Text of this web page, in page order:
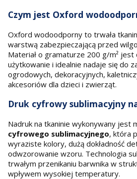
Czym jest Oxford
Oxford wodoodporny to trwała
warstwą zabezpieczającą przed
Materiał o gramaturze 200 g/m² jest
użytkowanie i idealnie nadaje się do
ogrodowych, dekoracyjnych,
akcesoriów dla dzieci i zwierząt.
Druk cyfrowy sublimacyjny
Nadruk na tkaninie wykonywany jest
cyfrowego sublimacyjnego, która
wyraziste kolory, dużą dokładność
odwzorowanie wzoru. Technologia
trwałym przenikaniu barwnika w
wpływem wysokiej temperatury.